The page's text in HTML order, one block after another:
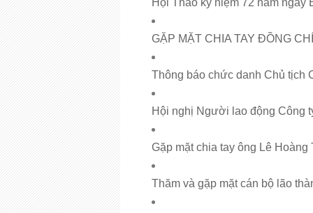
Hội Thao kỷ niệm 72 năm ngày
GẶP MẶT CHIA TAY ĐỒNG
Thông báo chức danh Chủ tịch
Hội nghị Người lao động Công
Gặp mặt chia tay ông Lê
Thăm và gặp mặt cán bộ lão